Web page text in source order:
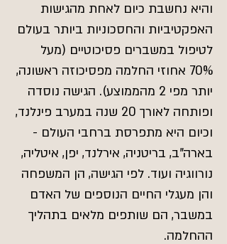
והיא נחשבת כיום לאחת מהגישות
האפקטיביות והחסכוניות ביותר בעולם
לטיפול במשברים פסיכוטיים (מעל
70% אחוזי החלמה מפסיכוזה ראשונה,
יותר מפי 2 מהממוצע). הגישה נוסדה
ופותחה לאורך 20 שנה במערב פינלנד,
וכיום היא מתפרסת ברחבי העולם -
בארה"ב, בריטניה, אירלנד, יפן, איטליה,
נורווגיה ועוד. לפי הגישה, הן המשפחה
והן מעגלי החיים הנוספים של האדם
במשבר, הם שותפים מלאים בתהליך
ההחלמה.